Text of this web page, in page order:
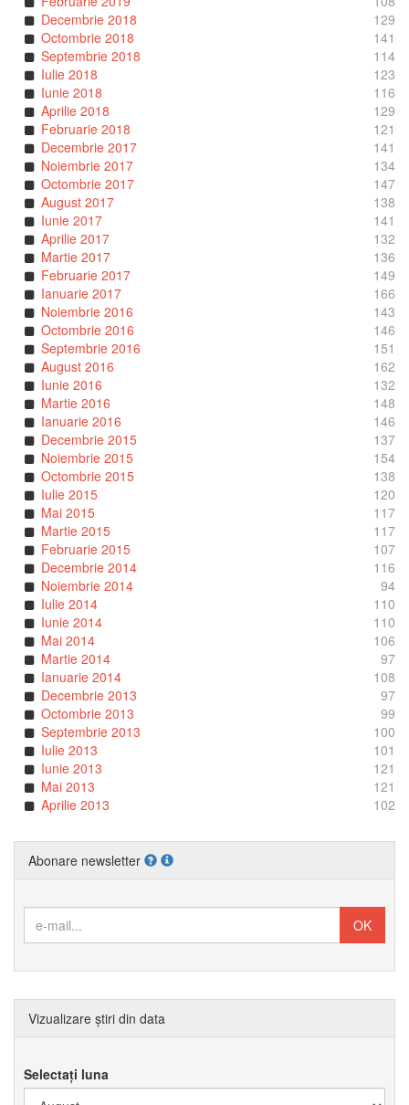
Decembrie 2018
129
Octombrie 2018
141
Septembrie 2018
114
Iulie 2018
123
Iunie 2018
116
Aprilie 2018
129
Februarie 2018
121
Decembrie 2017
141
Noiembrie 2017
134
Octombrie 2017
147
August 2017
138
Iunie 2017
141
Aprilie 2017
132
Martie 2017
136
Februarie 2017
149
Ianuarie 2017
166
Noiembrie 2016
143
Octombrie 2016
146
Septembrie 2016
151
August 2016
162
Iunie 2016
132
Martie 2016
148
Ianuarie 2016
146
Decembrie 2015
137
Noiembrie 2015
154
Octombrie 2015
138
Iulie 2015
120
Mai 2015
117
Martie 2015
117
Februarie 2015
107
Decembrie 2014
116
Noiembrie 2014
94
Iulie 2014
110
Iunie 2014
110
Mai 2014
106
Martie 2014
97
Ianuarie 2014
108
Decembrie 2013
97
Octombrie 2013
99
Septembrie 2013
100
Iulie 2013
101
Iunie 2013
121
Mai 2013
121
Aprilie 2013
102
Abonare newsletter
Vizualizare știri din data
Selectați luna